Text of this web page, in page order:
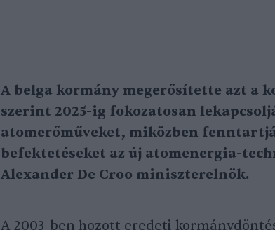
A belga kormány megerősítette azt a
szerint 2025-ig fokozatosan
atomerőműveket, miközben
befektetéseket az új atomenergia-
Alexander De Croo miniszterelnök.
A 2003-ben hozott eredeti